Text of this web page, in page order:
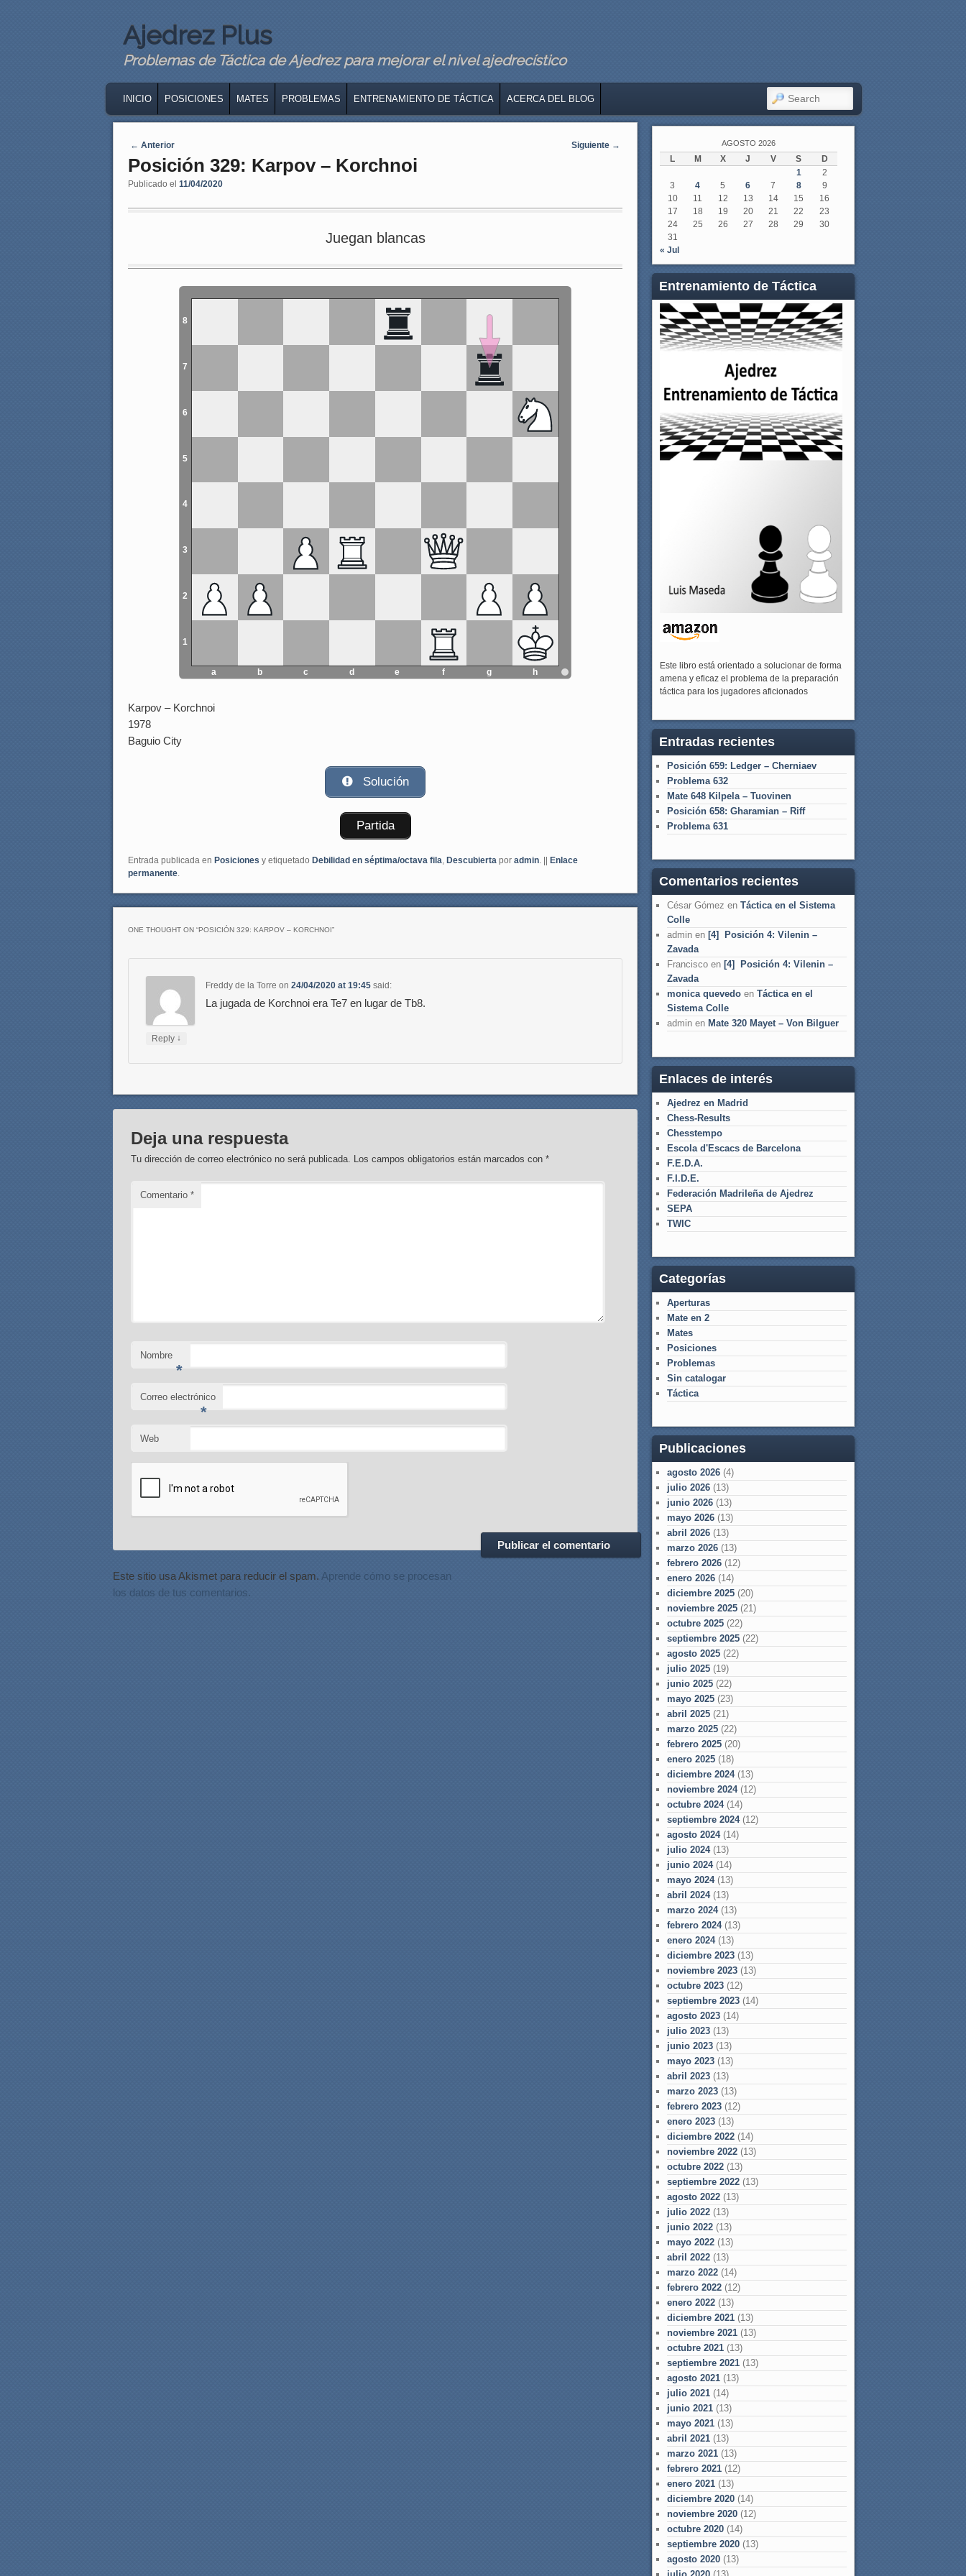
Ajedrez Plus
Problemas de Táctica de Ajedrez para mejorar el nivel ajedrecístico
SKIP TO PRIMARY CONTENT
SKIP TO SECONDARY CONTENT
INICIO POSICIONES MATES PROBLEMAS ENTRENAMIENTO DE TÁCTICA ACERCA DEL BLOG SEARCH
Navegaci�n de entradas
← Anterior Siguiente →
Posición 329: Karpov – Korchnoi
Publicado el 11/04/2020
Juegan blancas
8
7
6
5
4
3
2
1
a b c d e f g h
Karpov – Korchnoi
1978
Baguio City
Solución
Partida
Entrada publicada en Posiciones y etiquetado Debilidad en séptima/octava fila, Descubierta por admin. ||
Enlace
permanente.
ONE THOUGHT ON “POSICIÓN 329: KARPOV – KORCHNOI”
Freddy de la Torre on24/04/2020 at 19:45 said:
La jugada de Korchnoi era Te7 en lugar de Tb8.
Reply ↓
Deja una respuesta
Tu dirección de correo electrónico no será publicada. Los campos obligatorios están marcados con*
Comentario*
Nombre
*
Correo electrónico
*
Web
Este sitio usa Akismet para reducir el spam. Aprende cómo se procesan
los datos de tus comentarios.
AGOSTO 2026
L M X J V S
D
1
2
3
4 5 6 7 8
9
10
11 12 13 14 15
16
17
18 19 20 21 22
23
24
25 26 27 28 29
30
31
« Jul
Entrenamiento de Táctica
Este libro está orientado a solucionar de forma
amena y eficaz el problema de la preparación
táctica para los jugadores aficionados
Entradas recientes
Posición 659: Ledger – Cherniaev
Problema 632
Mate 648 Kilpela – Tuovinen
Posición 658: Gharamian – Riff
Problema 631
Comentarios recientes
César Gómez en Táctica en el Sistema
Colle
admin en [4] Posición 4: Vilenin –
Zavada
Francisco en [4] Posición 4: Vilenin –
Zavada
monica quevedo en Táctica en el
Sistema Colle
admin en Mate 320 Mayet – Von Bilguer
Enlaces de interés
Ajedrez en Madrid
Chess-Results
Chesstempo
Escola d'Escacs de Barcelona
F.E.D.A.
F.I.D.E.
Federación Madrileña de Ajedrez
SEPA
TWIC
Categorías
Aperturas
Mate en 2
Mates
Posiciones
Problemas
Sin catalogar
Táctica
Publicaciones
agosto 2026 (4)
julio 2026 (13)
junio 2026 (13)
mayo 2026 (13)
abril 2026 (13)
marzo 2026 (13)
febrero 2026 (12)
enero 2026 (14)
diciembre 2025 (20)
noviembre 2025 (21)
octubre 2025 (22)
septiembre 2025 (22)
agosto 2025 (22)
julio 2025 (19)
junio 2025 (22)
mayo 2025 (23)
abril 2025 (21)
marzo 2025 (22)
febrero 2025 (20)
enero 2025 (18)
diciembre 2024(13)
noviembre 2024(12)
octubre 2024(14)
septiembre 2024(12)
agosto 2024(14)
julio 2024(13)
junio 2024(14)
mayo 2024(13)
abril 2024(13)
marzo 2024(13)
febrero 2024(13)
enero 2024(13)
diciembre 2023 (13)
noviembre 2023 (13)
octubre 2023 (12)
septiembre 2023 (14)
agosto 2023 (14)
julio 2023 (13)
junio 2023 (13)
mayo 2023 (13)
abril 2023 (13)
marzo 2023 (13)
febrero 2023 (12)
enero 2023 (13)
diciembre 2022 (14)
noviembre 2022 (13)
octubre 2022 (13)
septiembre 2022 (13)
agosto 2022 (13)
julio 2022 (13)
junio 2022 (13)
mayo 2022 (13)
abril 2022 (13)
marzo 2022 (14)
febrero 2022 (12)
enero 2022 (13)
diciembre 2021 (13)
noviembre 2021 (13)
octubre 2021 (13)
septiembre 2021 (13)
agosto 2021 (13)
julio 2021 (14)
junio 2021 (13)
mayo 2021 (13)
abril 2021 (13)
marzo 2021 (13)
febrero 2021 (12)
enero 2021 (13)
diciembre 2020 (14)
noviembre 2020 (12)
octubre 2020 (14)
septiembre 2020 (13)
agosto 2020 (13)